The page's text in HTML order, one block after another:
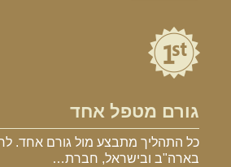
גורם מטפל אחד
כל התהליך מתבצע מול גורם אחד.
בארה"ב ובישראל, חברת…